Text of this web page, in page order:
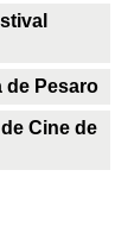
de Pesaro
Cine de